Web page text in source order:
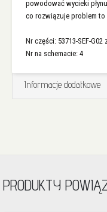
powodować wycieki
co rozwiązuje problem to
Nr części: 53713-SEF-G02
Nr na schemacie: 4
Informacje dodatkowe
PRODUKTY